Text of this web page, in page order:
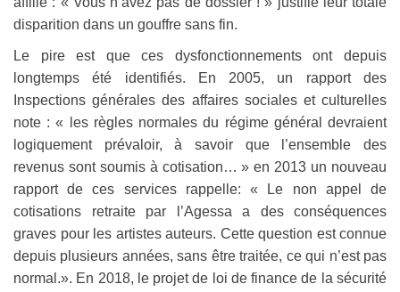
disparition dans un gouffre sans fin.
Le pire est que ces dysfonctionnements ont depuis
longtemps été identifiés. En 2005, un rapport des
Inspections générales des affaires sociales et culturelles
note : « les règles normales du régime général devraient
logiquement prévaloir, à savoir que l’ensemble des
revenus sont soumis à cotisation… » en 2013 un nouveau
rapport de ces services rappelle: « Le non appel de
cotisations retraite par l’Agessa a des conséquences
graves pour les artistes auteurs. Cette question est connue
depuis plusieurs années, sans être traitée, ce qui n’est pas
normal.». En 2018, le projet de loi de finance de la sécurité